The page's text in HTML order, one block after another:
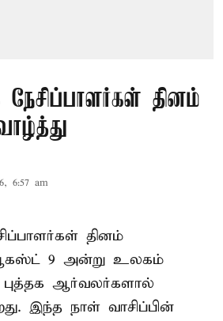
நேசிப்பாளர்கள் தினம்
6:57 am
தினம்
9 அன்று உலகம்
ஆர்வலர்களால்
இந்த நாள் வாசிப்பின்